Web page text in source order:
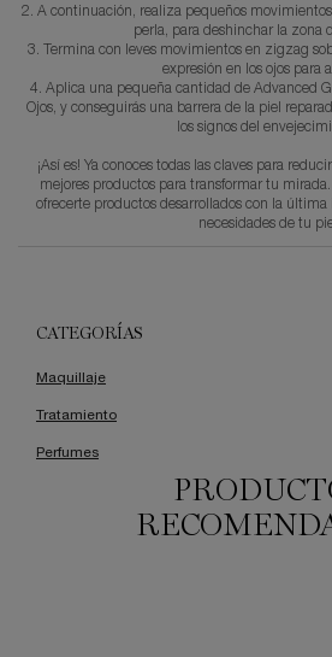
2. A continuación, realiza pequeños
perla, para deshinchar la zona
3. Termina con leves movimientos en zigzag
expresión en los ojos para
4. Aplica una pequeña cantidad de Advanced
Ojos, y conseguirás una barrera de la piel
los signos del
¡Así es! Ya conoces todas las claves para
mejores productos para transformar tu
ofrecerte productos desarrollados con la
necesidades de tu
CATEGORÍAS
Maquillaje
Tratamiento
Perfumes